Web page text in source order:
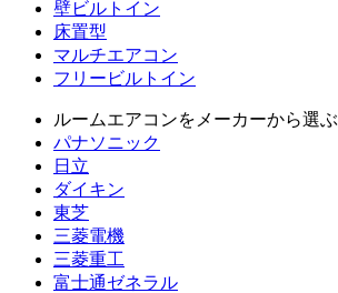
壁ビルトイン
床置型
マルチエアコン
フリービルトイン
ルームエアコンをメーカーから選ぶ
パナソニック
日立
ダイキン
東芝
三菱電機
三菱重工
富士通ゼネラル